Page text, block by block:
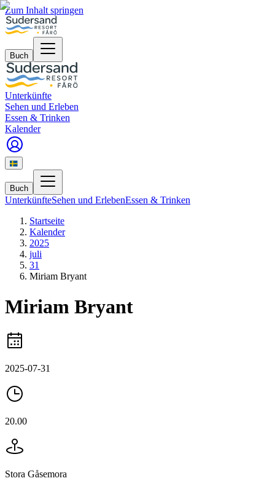
Zum Inhalt springen
Buch
Unterkünfte
Sehen und Erleben
Essen & Trinken
Kalender
Buch
UnterkünfteSehen und ErlebenEssen & Trinken
Startseite
Kalender
2025
juli
31
Miriam Bryant
Miriam Bryant
2025-07-31
20.00
Stora Gåsemora